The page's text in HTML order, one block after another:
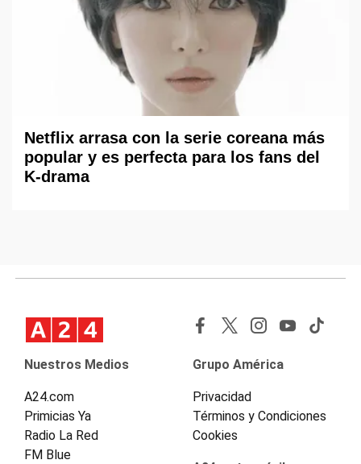
Netflix arrasa con la serie coreana más
popular y es perfecta para los fans del
K-drama
Nuestros Medios
A24.com
Primicias Ya
Radio La Red
FM Blue
Grupo América
Privacidad
Términos y Condiciones
Cookies